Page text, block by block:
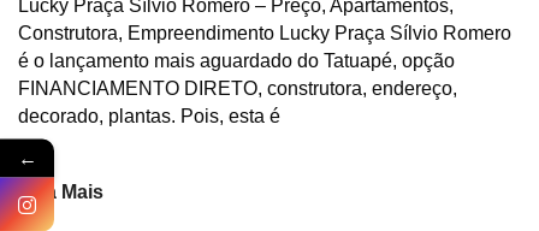
Lucky Praça Sílvio Romero – Preço, Apartamentos,
Construtora, Empreendimento Lucky Praça Sílvio Romero
é o lançamento mais aguardado do Tatuapé, opção
FINANCIAMENTO DIRETO, construtora, endereço,
decorado, plantas. Pois, esta é
Veja Mais
←